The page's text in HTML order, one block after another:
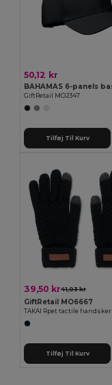
50,12 kr
GiftRetail MO2347
Tilføj Til Kurv
39,50 kr41,03 kr
GiftRetail MO6667
TAKAI Rpet tactile handsker
Tilføj Til Kurv